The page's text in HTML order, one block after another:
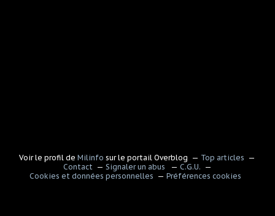
Voir le profil deMilinfo sur le portail Overblog
Top articles
Contact
Signaler un abus
C.G.U.
Cookies et données personnelles
Préférences cookies